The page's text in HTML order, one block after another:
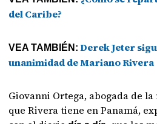
del Caribe?
VEA TAMBIÉN: Derek Jeter
unanimidad de Mariano Rivera
Giovanni Ortega, abogada de
que Rivera tiene en Panamá,